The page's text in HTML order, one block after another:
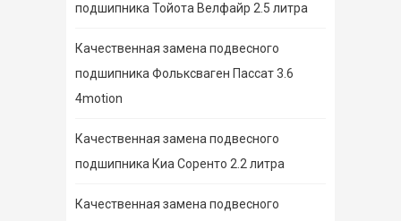
подшипника Тойота Велфайр 2.5 литра
Качественная замена подвесного
подшипника Фольксваген Пассат 3.6
4motion
Качественная замена подвесного
подшипника Киа Соренто 2.2 литра
Качественная замена подвесного